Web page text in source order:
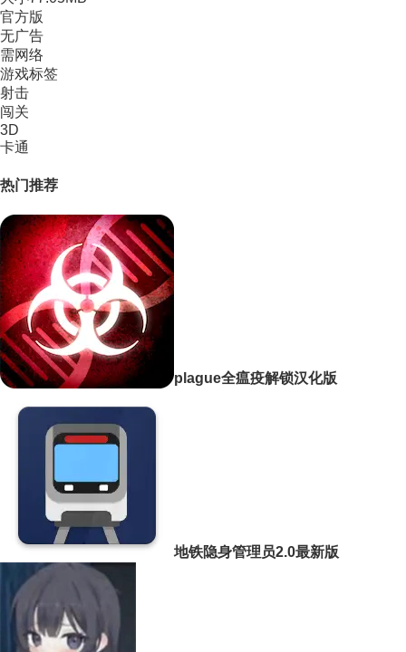
官方版
无广告
需网络
游戏标签
射击
闯关
3D
卡通
热门推荐
plague全瘟疫解锁汉化版
地铁隐身管理员2.0最新版